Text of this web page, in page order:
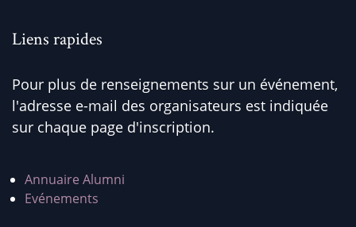
Liens rapides
Pour plus de renseignements sur un événement,
l'adresse e-mail des organisateurs est indiquée
sur chaque page d'inscription.
Annuaire Alumni
Evénements